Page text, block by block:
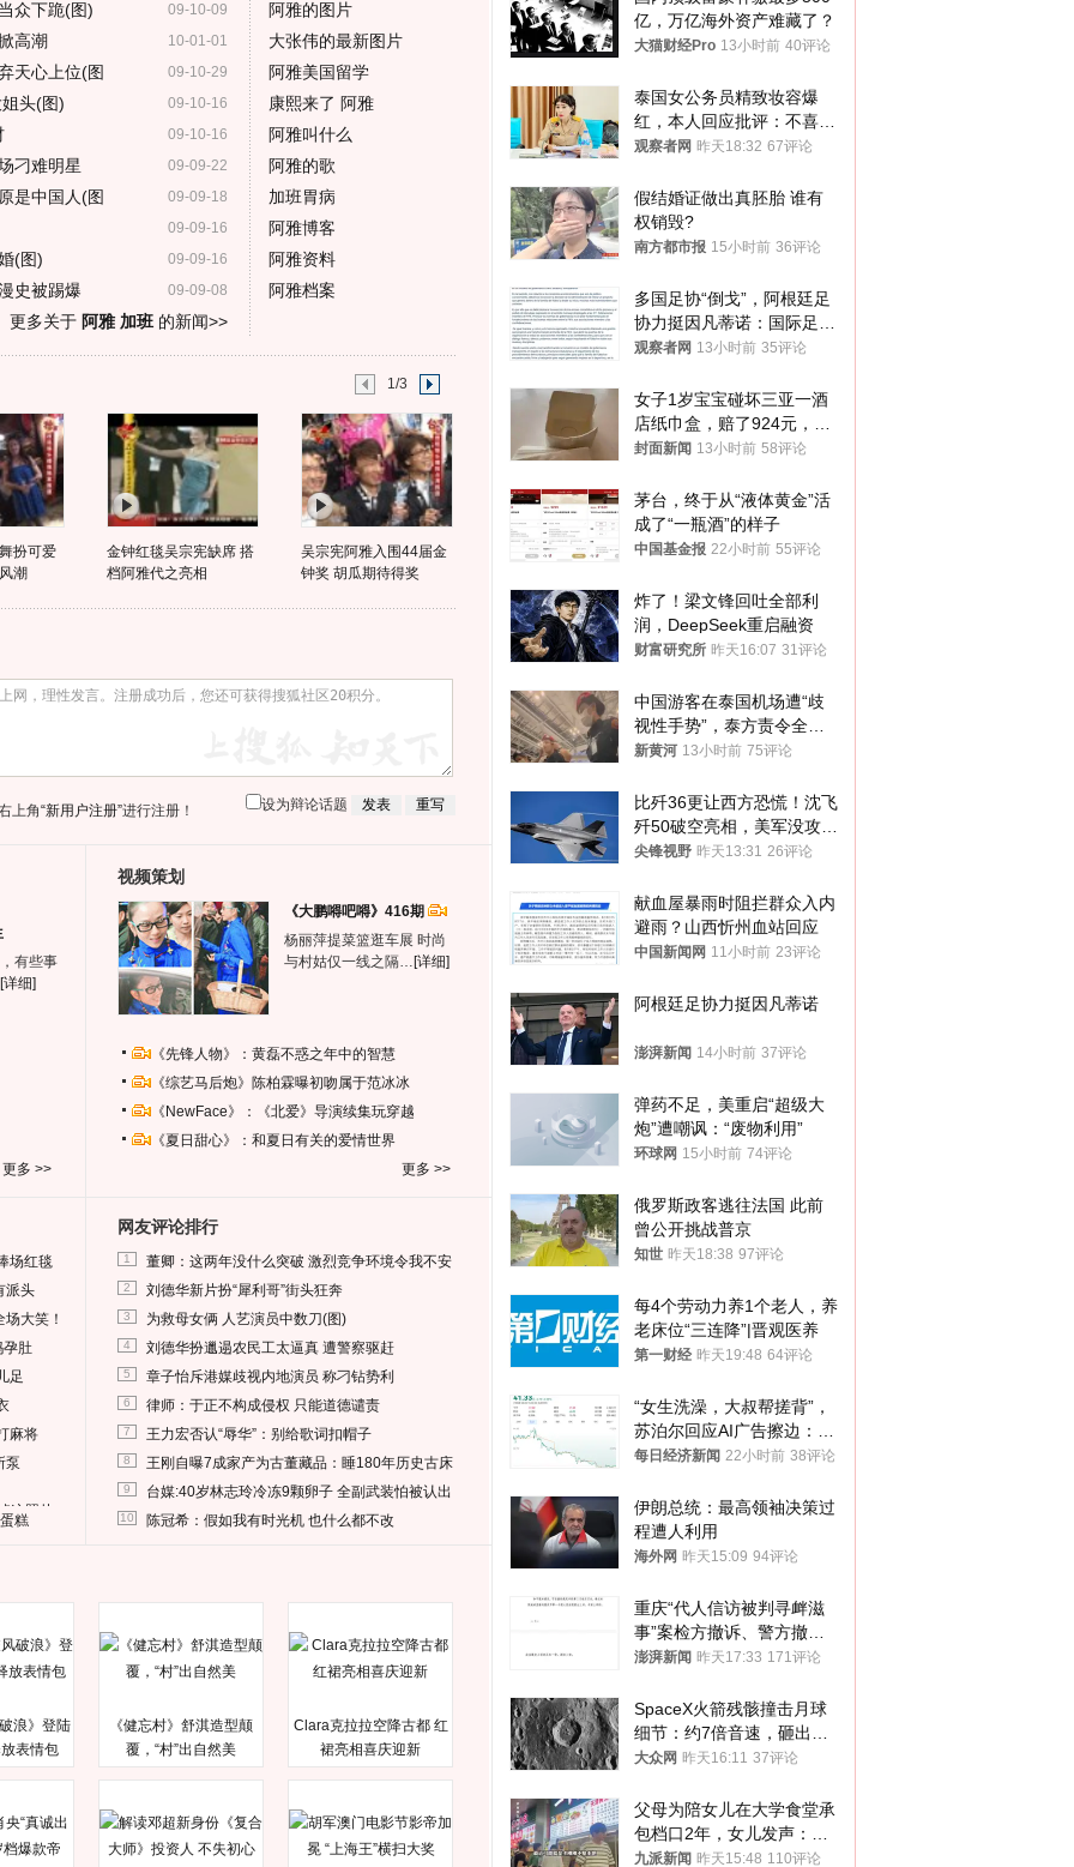
09-10-09
众下跪(图)
10-01-01
高潮
09-10-29
天心上位(图
09-10-16
头(图)
09-10-16
09-09-22
刁难明星
09-09-18
是中国人(图
09-09-16
09-09-16
(图)
09-09-08
史被踢爆
更多关于 阿雅 加班的新闻>>
阿雅的图片
大张伟的最新图片
阿雅美国留学
康熙来了 阿雅
阿雅叫什么
阿雅的歌
加班胃病
阿雅博客
阿雅资料
阿雅档案
1/3
扮可爱
潮
金钟红毯吴宗宪缺席 搭
档阿雅代之亮相
吴宗宪阿雅入围44届金
钟奖 胡瓜期待得奖
上角“新用户注册”进行注册！ 设为辩论话题
有些事
[详细]
更多 >>
视频策划
《大鹏嘚吧嘚》416期
杨丽萍提菜篮逛车展 时尚
与村姑仅一线之隔… [详细]
《先锋人物》：黄磊不惑之年中的智慧
《综艺马后炮》陈柏霖曝初吻属于范冰冰
《NewFace》：《北爱》导演续集玩穿越
《夏日甜心》：和夏日有关的爱情世界
更多 >>
场红毯
派头
大笑！
孕肚
足
麻将
泵
这照片
糕
网友评论排行
1 董卿：这两年没什么突破 激烈竞争环境令我不安
2 刘德华新片扮“犀利哥”街头狂奔
3 为救母女俩 人艺演员中数刀(图)
4 刘德华扮邋遢农民工太逼真 遭警察驱赶
5 章子怡斥港媒歧视内地演员 称刁钻势利
6 律师：于正不构成侵权 只能道德谴责
7 王力宏否认“辱华”：别给歌词扣帽子
8 王刚自曝7成家产为古董藏品：睡180年历史古床
9 台媒:40岁林志玲冷冻9颗卵子 全副武装怕被认出
10 陈冠希：假如我有时光机 也什么都不改
浪》登陆
表情包
《健忘村》舒淇造型颠
覆，“村”出自然美
Clara克拉拉空降古都 红
裙亮相喜庆迎新
亿，万亿海外资产难藏了？
大猫财经Pro 13小时前 40评论
泰国女公务员精致妆容爆
红，本人回应批评：不喜欢
就别看
观察者网 昨天18:32 67评论
假结婚证做出真胚胎 谁有
权销毁?
南方都市报 15小时前 36评论
多国足协“倒戈”，阿根廷足
协力挺因凡蒂诺：国际足联
今后应继续在其领导下前行
观察者网 13小时前 35评论
女子1岁宝宝碰坏三亚一酒
店纸巾盒，赔了924元，发
帖吐槽后酒店退还一半的
封面新闻 13小时前 58评论
茅台，终于从“液体黄金”活
成了“一瓶酒”的样子
中国基金报 22小时前 55评论
炸了！梁文锋回吐全部利
润，DeepSeek重启融资
财富研究所 昨天16:07 31评论
中国游客在泰国机场遭“歧
视性手势”，泰方责令全面
调查，对责任人采取最严厉
新黄河 13小时前 75评论
比歼36更让西方恐慌！沈飞
歼50破空亮相，美军没攻克
的技术被拿下
尖锋视野 昨天13:31 26评论
献血屋暴雨时阻拦群众入内
避雨？山西忻州血站回应
中国新闻网 11小时前 23评论
阿根廷足协力挺因凡蒂诺
澎湃新闻 14小时前 37评论
弹药不足，美重启“超级大
炮”遭嘲讽：“废物利用”
环球网 15小时前 74评论
俄罗斯政客逃往法国 此前
曾公开挑战普京
知世 昨天18:38 97评论
每4个劳动力养1个老人，养
老床位“三连降”|晋观医养
第一财经 昨天19:48 64评论
“女生洗澡，大叔帮搓背”，
苏泊尔回应AI广告擦边：视
频全下架，已强化内容管理
每日经济新闻 22小时前 38评论
伊朗总统：最高领袖决策过
程遭人利用
海外网 昨天15:09 94评论
重庆“代人信访被判寻衅滋
事”案检方撤诉、警方撤
案，两被告人获国赔
澎湃新闻 昨天17:33 171评论
SpaceX火箭残骸撞击月球
细节：约7倍音速，砸出直
径约30米撞击坑
大众网 昨天16:11 37评论
父母为陪女儿在大学食堂承
包档口2年，女儿发声：初
衷是为了陪伴，毕业后将不
九派新闻 昨天15:48 110评论